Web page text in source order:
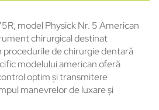
model Physick Nr. 5 American
chirurgical destinat
de chirurgie dentară
modelului american oferă
optim și transmitere
manevrelor de luxare și